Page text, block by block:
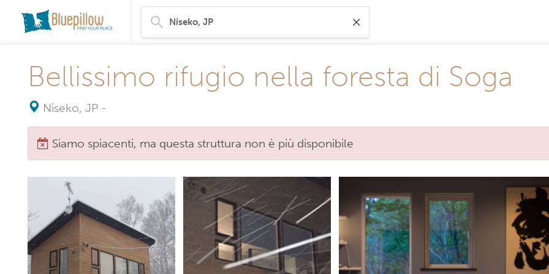
Bellissimo rifugio nella foresta di Soga
Niseko, JP -
Siamo spiacenti, ma questa struttura non è più disponibile